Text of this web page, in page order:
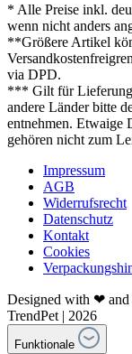
* Alle Preise inkl.
wenn nicht anders
**Größere Artikel
via DPD.
*** Gilt für
andere Länder bitte
entnehmen. Etwaige
gehören nicht zum
Impressum
AGB
Widerrufsrecht
Datenschutz
Kontakt
Cookies
Designed with ❤
TrendPet | 2026
Funktionale